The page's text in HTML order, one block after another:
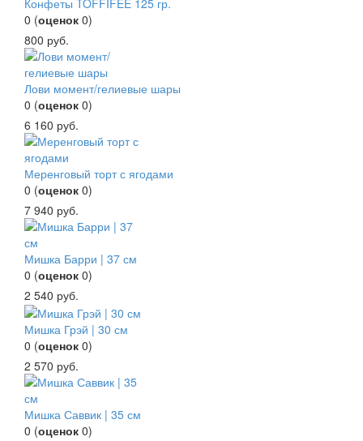
0 (оценок 0)
800 руб.
Лови момент/гелиевые шары
0 (оценок 0)
6 160 руб.
Меренговый торт с ягодами
0 (оценок 0)
7 940 руб.
Мишка Барри | 37 см
0 (оценок 0)
2 540 руб.
Мишка Грэй | 30 см
0 (оценок 0)
2 570 руб.
Мишка Саввик | 35 см
0 (оценок 0)